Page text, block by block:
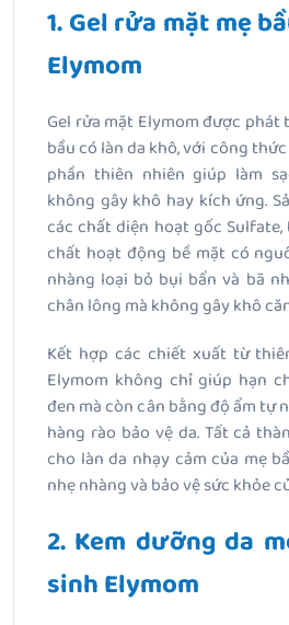
1. Gel rửa mặt mẹ
Elymom
Gel rửa mặt Elymom được
bầu có làn da khô, với công
phần thiên nhiên giúp làm
không gây khô hay kích ứng.
các chất diện hoạt gốc
chất hoạt động bề mặt có
nhàng loại bỏ bụi bẩn và bã
chân lông mà không gây khô
Kết hợp các chiết xuất từ
Elymom không chỉ giúp hạn
đen mà còn cân bằng độ ẩm tự
hàng rào bảo vệ da. Tất cả
cho làn da nhạy cảm của mẹ
nhẹ nhàng và bảo vệ sức khỏe
2. Kem dưỡng da
sinh Elymom